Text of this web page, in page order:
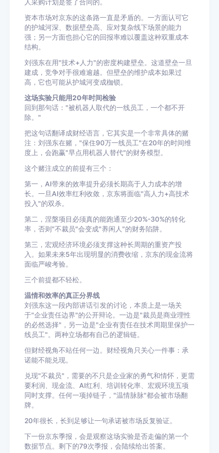
人采购计划是签了合同的。
资本市场对京东的这条路一直是矛盾的。一方面认可它
的护城河深、数据壁垒高、应对复杂线下场景的能力
强；另一方面也担心它的回报率难以覆盖这种双重成本
结构。
刘强东在用"技术+人力"的密度构建壁垒。这道壁垒一旦
建成，竞争对手很难逾越。但壁垒的维护成本如果过
高，它也可能从护城河变成枷锁。
这场实验只能用20年时间检验
回到那句话："被机器人取代的一线员工，一个都不开
除。"
把这句话翻译成财经语言，它其实是一个非常具体的赌
注：刘强东在赌，"保住90万一线员工"在20年的时间维
度上，会跑赢"早点用机器人替代"的财务模型。
这个赌注成立的前提有三个：
第一，AI带来的效率提升必须长期高于人力成本的增
长。一旦AI效率红利收敛，京东将面临"高人力+高技术
投入"的双杀。
第二，涅槃项目必须真的能跑通至少20%-30%的转化
率，否则"不裁员"会变成"养闲人"的财务陷阱。
第三，宏观经济环境必须支撑这种长周期的重资产投
入。如果未来5年出现明显的消费收缩，京东的现金流将
面临严峻考验。
三个前提都不轻松。
温情和效率的真正分界线
刘强东这一段内部讲话引发的讨论，本质上是一场关
于"企业责任边界"的公开辩论。一边是"裁员是商业理性
的必然选择"，另一边是"企业有责任在技术周期里保护一
线员工"。两种立场都有自己的逻辑链。
但财经视角不站任何一边。财经视角只关心一件事：承
诺能不能兑现。
兑现"不裁员"，需要的不只是企业家的勇气和情怀，更需
要利润、现金流、AI红利、培训转化率、宏观环境五项
同时支撑。任何一项掉链子，"温情脉脉"都会被市场翻
牌。
20年很长，长到足够让一句承诺被市场反复验证。
下一份京东季报，会是观察这场实验是否走偏的第一个
数据节点。剩下的79次季报，会陆续给出答案。